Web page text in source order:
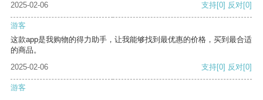
2025-02-06
支持[0] 反对[0]
游客
这款app是我购物的得力助手，让我能够找到最优惠的价格，买到最合适
的商品。
2025-02-06
支持[0] 反对[0]
游客